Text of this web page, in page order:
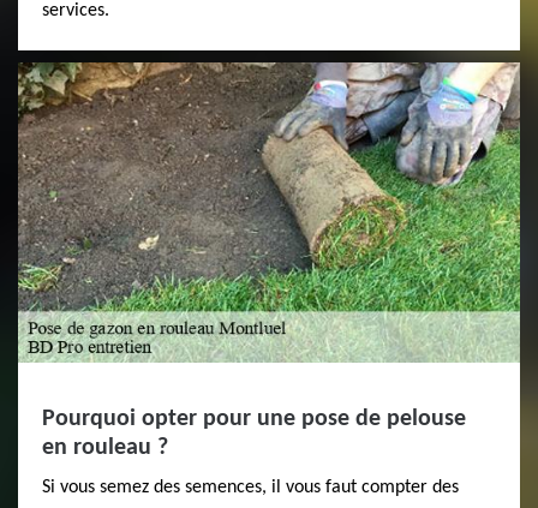
services.
Pourquoi opter pour une pose de pelouse
en rouleau ?
Si vous semez des semences, il vous faut compter des